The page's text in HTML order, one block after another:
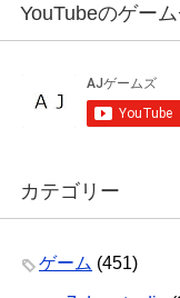
YouTubeのゲー
カテゴリー
ゲーム (451)